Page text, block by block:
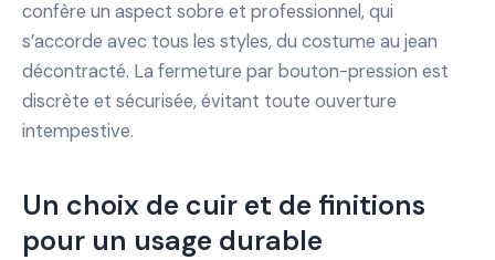
confère un aspect sobre et professionnel, qui
s’accorde avec tous les styles, du costume au jean
décontracté. La fermeture par bouton-pression est
discrète et sécurisée, évitant toute ouverture
intempestive.
Un choix de cuir et de finitions
pour un usage durable